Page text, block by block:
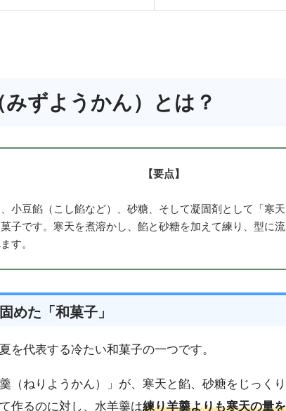
みずようかん）とは？
【要点】
小豆餡（こし餡など）、砂糖、そして凝固剤として「寒
子です。寒天を煮溶かし、餡と砂糖を加えて練り、型に
す。
めた「和菓子」
を代表する冷たい和菓子の一つです。
（ねりようかん）」が、寒天と餡、砂糖をじっく
作るのに対し、水羊羹は練り羊羹よりも寒天の量